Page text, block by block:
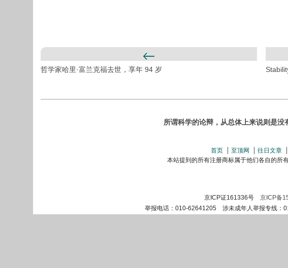
哲学家哈里·富兰克福去世，享年 94 岁
所谓科学的论辩，从总体上来说则是
首页 至顶网 往日文章
本站提到的所有注册商标属于他们各自的所
京ICP证161336号 京ICP备
举报电话：010-62641205 涉未成年人举报专线：